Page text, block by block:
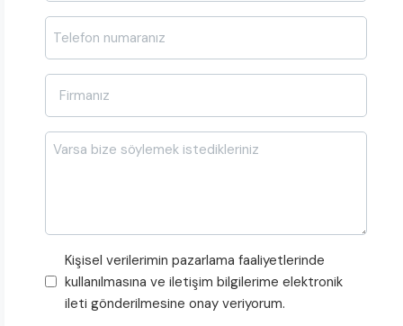
*
Adı
*
Mesajı
Pazarlama
Faaliyetleri
Onayı
Kişisel verilerimin pazarlama faaliyetlerinde
kullanılmasına ve iletişim bilgilerime elektronik
ileti gönderilmesine onay veriyorum.